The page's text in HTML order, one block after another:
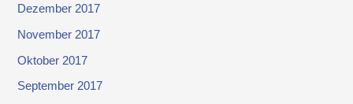
Dezember 2017
November 2017
Oktober 2017
September 2017